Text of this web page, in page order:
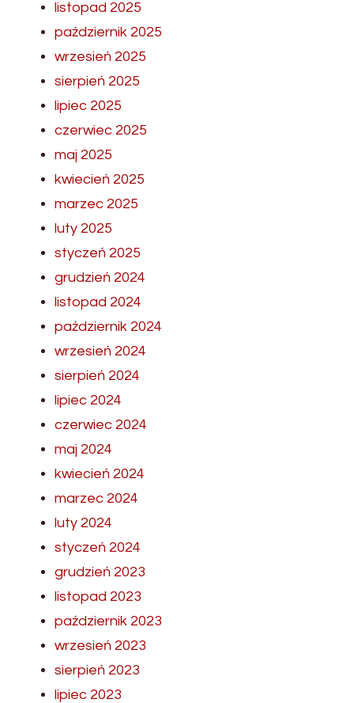
listopad 2025
październik 2025
wrzesień 2025
sierpień 2025
lipiec 2025
czerwiec 2025
maj 2025
kwiecień 2025
marzec 2025
luty 2025
styczeń 2025
grudzień 2024
listopad 2024
październik 2024
wrzesień 2024
sierpień 2024
lipiec 2024
czerwiec 2024
maj 2024
kwiecień 2024
marzec 2024
luty 2024
styczeń 2024
grudzień 2023
listopad 2023
październik 2023
wrzesień 2023
sierpień 2023
lipiec 2023